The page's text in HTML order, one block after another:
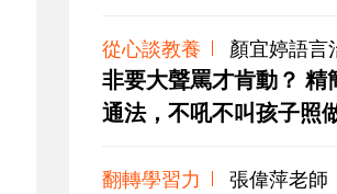
從心談教養 顏宜婷語言
非要大聲罵才肯動？ 精
通法，不吼不叫孩子照
翻轉學習力 張偉萍老師